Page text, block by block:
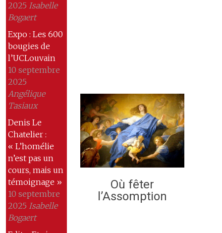
2025 Isabelle
Bogaert
Expo : Les 600
bougies de
l’UCLouvain
10 septembre
2025
Angélique
Tasiaux
Denis Le
Chatelier :
« L’homélie
n’est pas un
cours, mais un
témoignage »
10 septembre
2025 Isabelle
Bogaert
Où fêter
l’Assomption